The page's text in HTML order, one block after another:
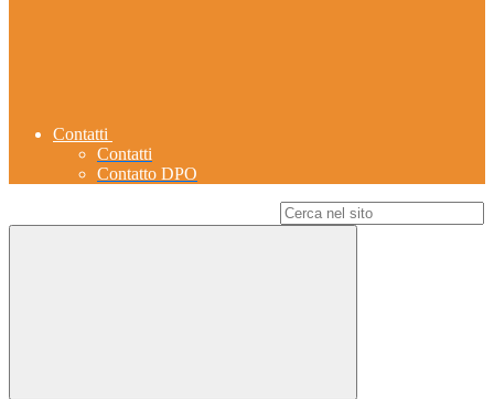
Contatti
Contatti
Contatto DPO